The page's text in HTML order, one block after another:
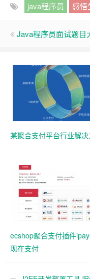
java程序员 感悟
Java程序员面试题目
某聚合支付平台行业解
ecshop聚合支付插件
现在支付